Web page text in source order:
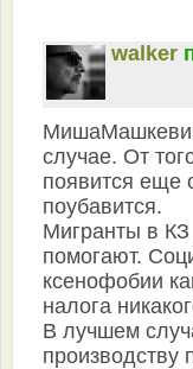
walker
случае. От
появится еще
поубавится.
Мигранты в
помогают.
ксенофобии
налога
В лучшем
производству